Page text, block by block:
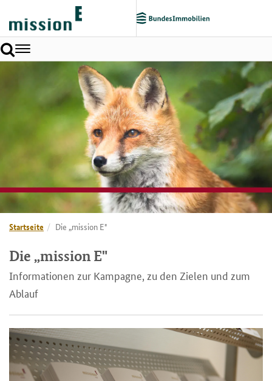
Toggle
navigation
Startseite Die „mission E"
Die „mission E"
Informationen ​zur Kampagne, zu den Zielen und zum
Ablauf